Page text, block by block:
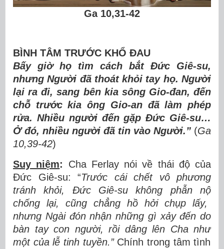
Ga 10,31-42
BÌNH TÂM TRƯỚC KHỔ ĐAU
Bấy giờhọ tìm cách bắt Đức Giê-su,
nhưng Người đãthoát khỏi tay họ. Người
lại rađi, sang bên kia sông Gio-đan, đến
chỗ trước kiaông Gio-an đãlàm phép
rửa. Nhiều người đến gặpĐức Giê-su…
Ở đó, nhiều người đã tin vào Người.” (Ga
10,39-42)
Suy niệm: Cha Ferlay nói về thái độcủa
Đức Giê-su: “Trước cái chết vôphương
tránh khỏi, Đức Giê-su không phẫn nộ
chống lại, cũng chẳng hồ hởi chụp lấy,
nhưng Ngài đón nhận những gì xảyđến do
bàn tay con người, rồi dâng lên Cha như
một của lễ tinh tuyền.”Chính trong tâm tình